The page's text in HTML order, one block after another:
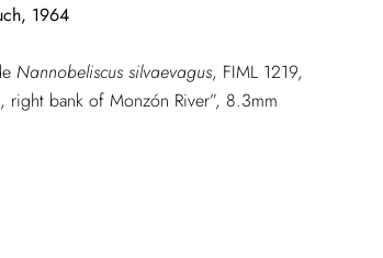
1964
Nannobeliscus silvaevagus, FIML 1219,
right bank of Monzón River”, 8.3mm